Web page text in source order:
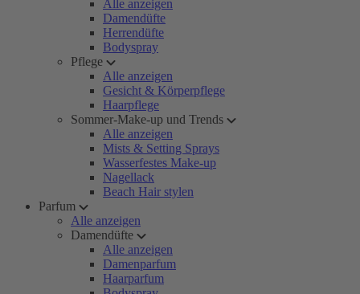
Alle anzeigen
Damendüfte
Herrendüfte
Bodyspray
Pflege
Alle anzeigen
Gesicht & Körperpflege
Haarpflege
Sommer-Make-up und Trends
Alle anzeigen
Mists & Setting Sprays
Wasserfestes Make-up
Nagellack
Beach Hair stylen
Parfum
Alle anzeigen
Damendüfte
Alle anzeigen
Damenparfum
Haarparfum